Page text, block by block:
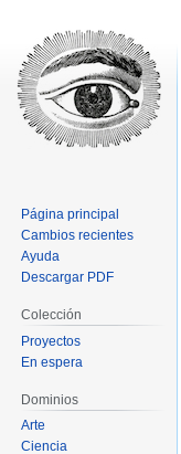
Página principal
Cambios recientes
Ayuda
Descargar PDF
Colección
Proyectos
En espera
Dominios
Arte
Ciencia